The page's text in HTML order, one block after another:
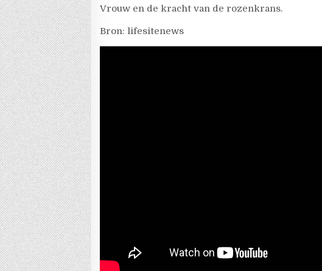
Vrouw en de kracht van de rozenkrans.
Bron: lifesitenews